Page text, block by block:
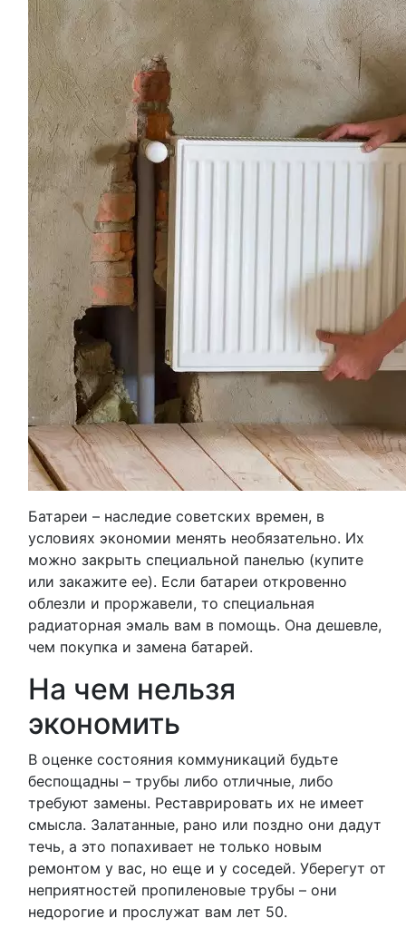
Батареи – наследие советских времен, в
условиях экономии менять необязательно. Их
можно закрыть специальной панелью (купите
или закажите ее). Если батареи откровенно
облезли и проржавели, то специальная
радиаторная эмаль вам в помощь. Она дешевле,
чем покупка и замена батарей.
На чем нельзя
экономить
В оценке состояния коммуникаций будьте
беспощадны – трубы либо отличные, либо
требуют замены. Реставрировать их не имеет
смысла. Залатанные, рано или поздно они дадут
течь, а это попахивает не только новым
ремонтом у вас, но еще и у соседей. Уберегут от
неприятностей пропиленовые трубы – они
недорогие и прослужат вам лет 50.